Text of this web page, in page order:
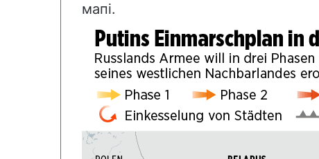
мапі.